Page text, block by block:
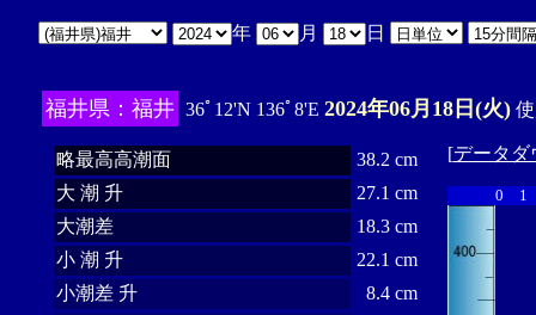
年 月 日
福井県：福井 36ﾟ12'N 136ﾟ8'E 2024年06月18日(火)使
略最高高潮面
38.2 cm
大 潮 升
27.1 cm
大潮差
18.3 cm
小 潮 升
22.1 cm
小潮差 升
8.4 cm
[データダ
0 1